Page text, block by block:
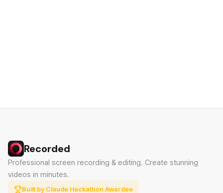
Recorded
Professional screen recording & editing. Create stunning
videos in minutes.
Built by Claude Hackathon Awardee